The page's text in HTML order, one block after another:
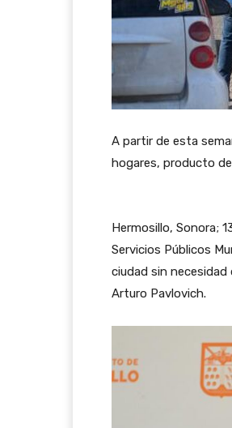
A partir de esta
hogares, producto
Hermosillo, Sonora;
Servicios Públicos
ciudad sin necesidad
Arturo Pavlovich.